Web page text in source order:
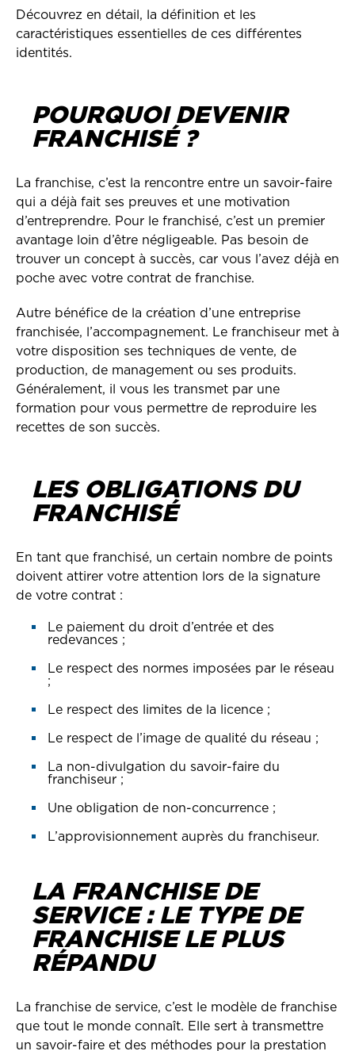
Découvrez en détail, la définition et les
caractéristiques essentielles de ces différentes
identités.
POURQUOI DEVENIR
FRANCHISÉ ?
La franchise, c’est la rencontre entre un savoir-faire
qui a déjà fait ses preuves et une motivation
d’entreprendre. Pour le franchisé, c’est un premier
avantage loin d’être négligeable. Pas besoin de
trouver un concept à succès, car vous l’avez déjà en
poche avec votre contrat de franchise.
Autre bénéfice de la création d’une entreprise
franchisée, l’accompagnement. Le franchiseur met à
votre disposition ses techniques de vente, de
production, de management ou ses produits.
Généralement, il vous les transmet par une
formation pour vous permettre de reproduire les
recettes de son succès.
LES OBLIGATIONS DU
FRANCHISÉ
En tant que franchisé, un certain nombre de points
doivent attirer votre attention lors de la signature
de votre contrat :
Le paiement du droit d’entrée et des
redevances ;
Le respect des normes imposées par le réseau
;
Le respect des limites de la licence ;
Le respect de l’image de qualité du réseau ;
La non-divulgation du savoir-faire du
franchiseur ;
Une obligation de non-concurrence ;
L’approvisionnement auprès du franchiseur.
LA FRANCHISE DE
SERVICE : LE TYPE DE
FRANCHISE LE PLUS
RÉPANDU
La franchise de service, c’est le modèle de franchise
que tout le monde connaît. Elle sert à transmettre
un savoir-faire et des méthodes pour la prestation